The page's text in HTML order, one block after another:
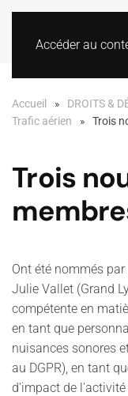
Accéder au
Accueil DROITS &
Trafic aérien
Trois
Trois
Ont été nommés
Julie Vallet (Grand
compétente en
en tant que
nuisances sonores
au DGPR), en tant
d'impact de